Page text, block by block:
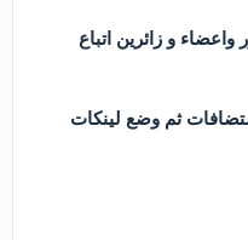
و زائرين اتباع
ثم وضع لينكات